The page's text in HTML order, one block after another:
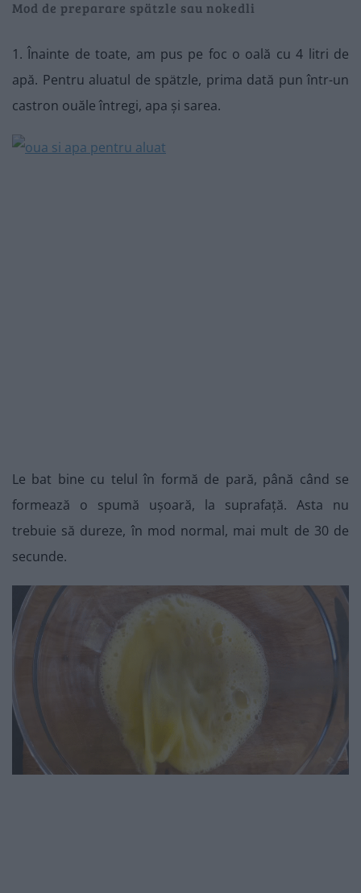
Mod de preparare spätzle sau nokedli
1. Înainte de toate, am pus pe foc o oală cu 4 litri de
apă. Pentru aluatul de spätzle, prima dată pun într-un
castron ouăle întregi, apa și sarea.
Le bat bine cu telul în formă de pară, până când se
formează o spumă ușoară, la suprafață. Asta nu
trebuie să dureze, în mod normal, mai mult de 30 de
secunde.